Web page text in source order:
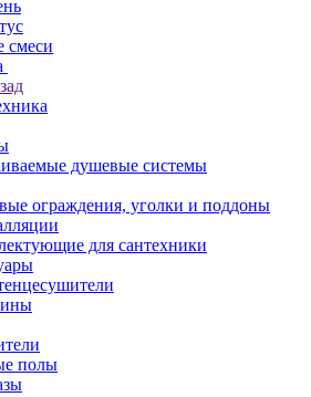
смеси
душевые системы
ограждения, уголки и поддоны
для сантехники
полы